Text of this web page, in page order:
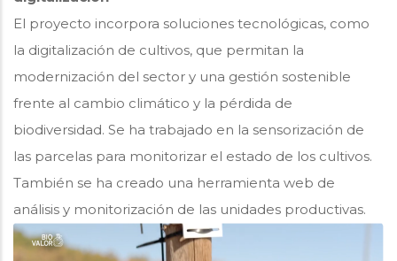
El proyecto incorpora soluciones tecnológicas, como
la digitalización de cultivos, que permitan la
modernización del sector y una gestión sostenible
frente al cambio climático y la pérdida de
biodiversidad. Se ha trabajado en la sensorización de
las parcelas para monitorizar el estado de los cultivos.
También se ha creado una herramienta web de
análisis y monitorización de las unidades productivas.